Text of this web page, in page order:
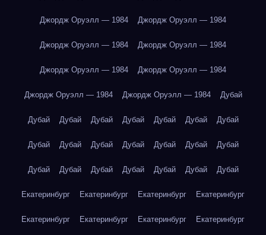
Джордж Оруэлл — 1984 Джордж Оруэлл — 1984
Джордж Оруэлл — 1984 Джордж Оруэлл — 1984
Джордж Оруэлл — 1984 Джордж Оруэлл — 1984
Джордж Оруэлл — 1984 Джордж Оруэлл — 1984 Дубай
Дубай Дубай Дубай Дубай Дубай Дубай Дубай
Дубай Дубай Дубай Дубай Дубай Дубай Дубай
Дубай Дубай Дубай Дубай Дубай Дубай Дубай
Екатеринбург Екатеринбург Екатеринбург Екатеринбург
Екатеринбург Екатеринбург Екатеринбург Екатеринбург